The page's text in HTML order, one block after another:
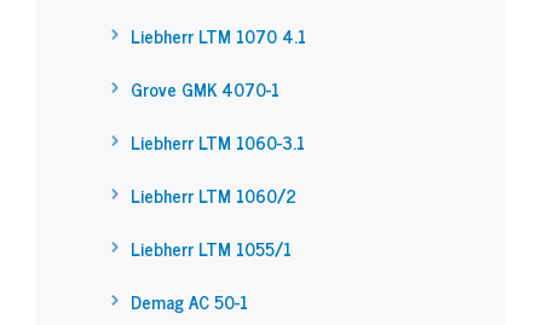
Liebherr LTM 1070 4.1
Grove GMK 4070-1
Liebherr LTM 1060-3.1
Liebherr LTM 1060/2
Liebherr LTM 1055/1
Demag AC 50-1